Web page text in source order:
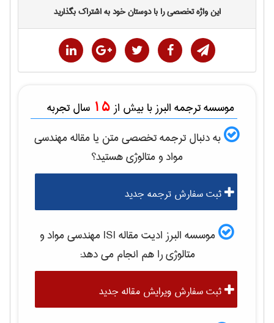
این واژه تخصصی را با دوستان خود به اشتراک بگذارید
موسسه ترجمه البرز با بیش از 15 سال تجربه
به دنبال ترجمه تخصصی متن یا مقالهمهندسی
مواد و متالوژیهستید؟
ثبت سفارش ترجمه جدید
موسسه البرز ادیت مقاله ISI
مهندسی مواد و
متالوژیرا هم انجام می دهد:
ثبت سفارش ویرایش مقاله جدید